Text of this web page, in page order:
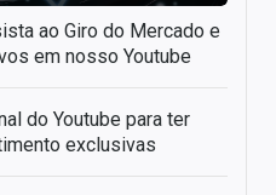
ao Giro do Mercado e
em nosso Youtube
do Youtube para ter
exclusivas